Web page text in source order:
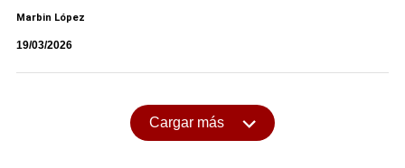
Marbin López
19/03/2026
Cargar más